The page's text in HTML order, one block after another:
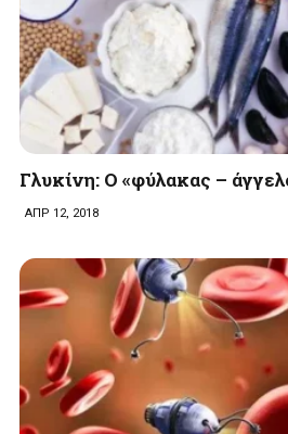
Γλυκίνη: Ο «φύλακας –
ΑΠΡ 12, 2018